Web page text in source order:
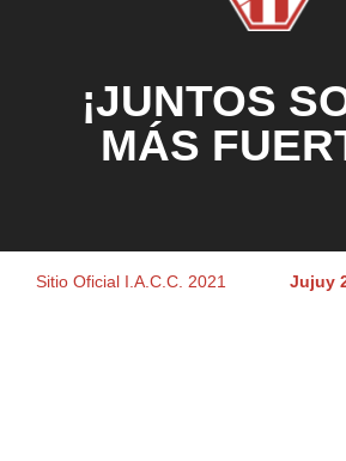
¡JUNTOS
MÁS
Sitio Oficial I.A.C.C. 2021 Jujuy